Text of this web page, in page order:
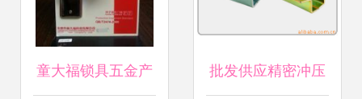
童大福锁具五金产 批发供应精密冲压